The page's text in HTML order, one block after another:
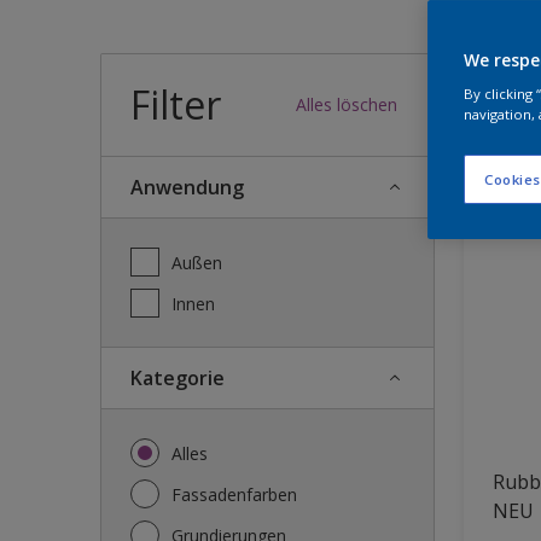
Filter Alles löschen
Anwendung
Außen
Innen
Kategorie
Alles
Fassadenfarben
Grundierungen
NEU
We
By clicking
navigation,